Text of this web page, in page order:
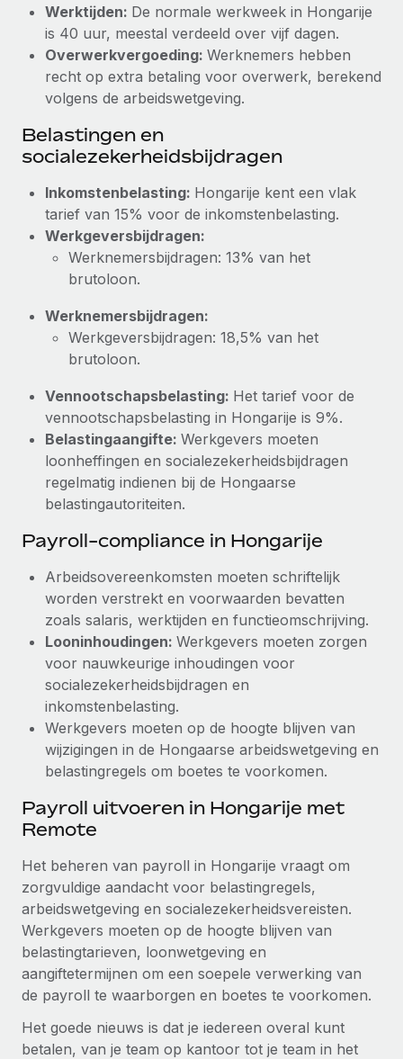
te helpen bij het aannemen, beheren en...
Meer informatie
Hoe Phiture 55 werknemers in 19 landen
beheert met Remote
Phiture, een toonaangevende leider in de wereldwijde
Meer informatie
Werktijden: De normale werkweek in Hongarije
is 40 uur, meestal verdeeld over vijf dagen.
Overwerkvergoeding: Werknemers hebben
recht op extra betaling voor overwerk, berekend
volgens de arbeidswetgeving.
Belastingen en
socialezekerheidsbijdragen
Inkomstenbelasting: Hongarije kent een vlak
tarief van 15% voor de inkomstenbelasting.
Werkgeversbijdragen:
Werknemersbijdragen: 13% van het
brutoloon.
Werknemersbijdragen:
Werkgeversbijdragen: 18,5% van het
brutoloon.
Vennootschapsbelasting: Het tarief voor de
vennootschapsbelasting in Hongarije is 9%.
Belastingaangifte: Werkgevers moeten
loonheffingen en socialezekerheidsbijdragen
regelmatig indienen bij de Hongaarse
belastingautoriteiten.
Payroll-compliance in Hongarije
Arbeidsovereenkomsten moeten schriftelijk
worden verstrekt en voorwaarden bevatten
zoals salaris, werktijden en functieomschrijving.
Looninhoudingen: Werkgevers moeten zorgen
voor nauwkeurige inhoudingen voor
socialezekerheidsbijdragen en
inkomstenbelasting.
Werkgevers moeten op de hoogte blijven van
wijzigingen in de Hongaarse arbeidswetgeving en
belastingregels om boetes te voorkomen.
Payroll uitvoeren in Hongarije met
Remote
Het beheren van payroll in Hongarije vraagt om
zorgvuldige aandacht voor belastingregels,
arbeidswetgeving en socialezekerheidsvereisten.
Werkgevers moeten op de hoogte blijven van
belastingtarieven, loonwetgeving en
aangiftetermijnen om een soepele verwerking van
de payroll te waarborgen en boetes te voorkomen.
Het goede nieuws is dat je iedereen overal kunt
betalen, van je team op kantoor tot je team in het